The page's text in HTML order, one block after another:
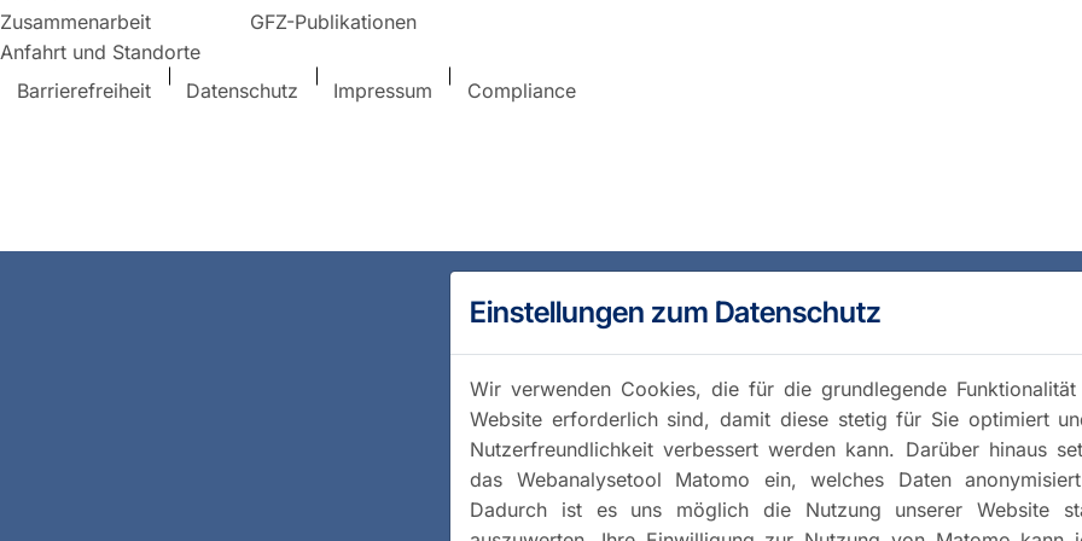
Zusammenarbeit
Anfahrt und Standorte
GFZ-Publikationen
Barrierefreiheit Datenschutz Impressum Compliance
Einstellungen zum Datenschutz
Wir verwenden Cookies, die für die grundlegende Funktionalität
Website erforderlich sind, damit diese stetig für Sie optimiert
Nutzerfreundlichkeit verbessert werden kann. Darüber hinaus
das Webanalysetool Matomo ein, welches Daten
Dadurch ist es uns möglich die Nutzung unserer Website